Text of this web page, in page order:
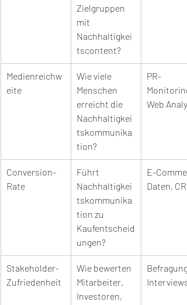
Zielgruppen
mit
Nachhaltigkei
tscontent?
Medienreichw
eite
Wie viele
Menschen
erreicht die
Nachhaltigkei
tskommunika
tion?
PR-
Web
Conversion-
Rate
Führt
Nachhaltigkei
tskommunika
tion zu
Kaufentscheid
ungen?
E-
Daten, CRM
Stakeholder-
Zufriedenheit
Wie bewerten
Mitarbeiter,
Investoren,
Interviews